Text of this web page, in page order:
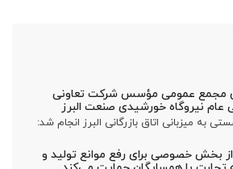
مجمع عمومی مؤسس شرکت تعاونی
نیروگاه خورشیدی صنعت البرز
به میزبانی اتاق بازرگانی البرز انجام شد:
بخش خصوصی برای رفع موانع تولید و